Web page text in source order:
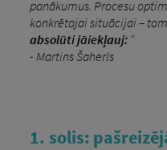
panākumus. Procesu
konkrētajai situācijai –
absolūti jāiekļauj:"
- Martins Šaherls
1. solis: